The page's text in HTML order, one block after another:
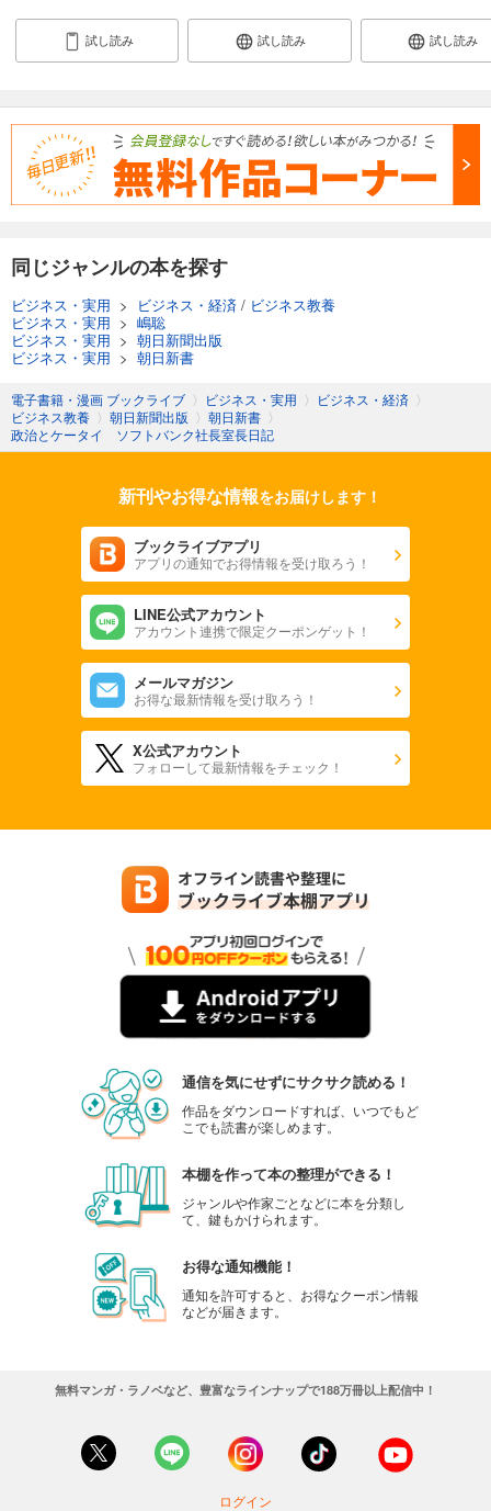
試し読み 試し読み 試し読み
同じジャンルの本を探す
ビジネス・実用 > ビジネス・経済 / ビジネス教養
ビジネス・実用 > 嶋聡
ビジネス・実用 > 朝日新聞出版
ビジネス・実用 > 朝日新書
電子書籍・漫画 ブックライブ 〉 ビジネス・実用 〉 ビジネス・経済 〉
ビジネス教養 〉 朝日新聞出版 〉 朝日新書 〉
政治とケータイ ソフトバンク社長室長日記
新刊やお得な情報をお届けします！
ブックライブアプリ
アプリの通知でお得情報を受け取ろう！
LINE公式アカウント
アカウント連携で限定クーポンゲット！
メールマガジン
お得な最新情報を受け取ろう！
X公式アカウント
フォローして最新情報をチェック！
通信を気にせずにサクサク読める！
作品をダウンロードすれば、いつでもど
こでも読書が楽しめます。
本棚を作って本の整理ができる！
ジャンルや作家ごとなどに本を分類し
て、鍵もかけられます。
お得な通知機能！
通知を許可すると、お得なクーポン情報
などが届きます。
無料マンガ・ラノベなど、豊富なラインナップで188万冊以上配信中！
ログイン